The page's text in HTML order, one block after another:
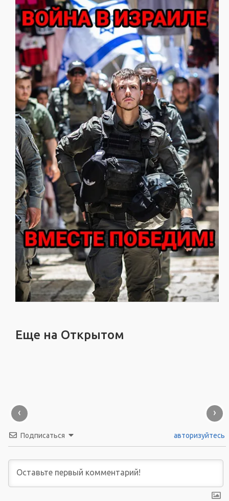
Еще на Открытом
‹ ›
Подписаться авторизуйтесь